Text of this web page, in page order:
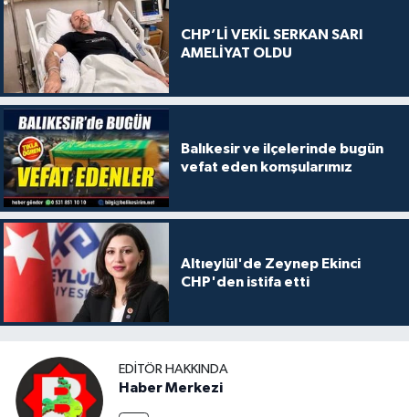
CHP’Lİ VEKİL SERKAN SARI
AMELİYAT OLDU
Balıkesir ve ilçelerinde bugün
vefat eden komşularımız
Altıeylül'de Zeynep Ekinci
CHP'den istifa etti
EDITÖR HAKKINDA
Haber Merkezi